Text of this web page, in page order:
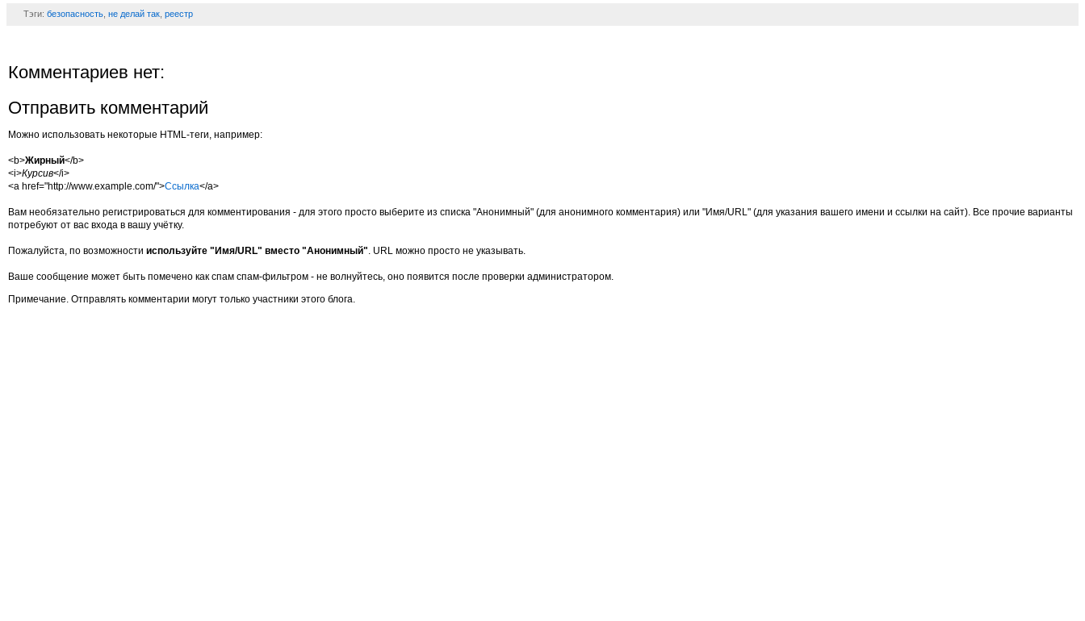
Тэги: безопасность, не делай так, реестр
Комментариев нет:
Отправить комментарий
Можно использовать некоторые HTML-теги, например:
<b>Жирный</b>
<i>Курсив</i>
<a href="http://www.example.com/">Ссылка</a>
Вам необязательно регистрироваться для комментирования - для этого просто выберите из списка "Анонимный" (для анонимного комментария) или "Имя/URL" (для указания вашего имени и ссылки на сайт). Все прочие варианты
потребуют от вас входа в вашу учётку.
Пожалуйста, по возможности используйте "Имя/URL" вместо "Анонимный" . URL можно просто не указывать.
Ваше сообщение может быть помечено как спам спам-фильтром - не волнуйтесь, оно появится после проверки администратором.
Примечание. Отправлять комментарии могут только участники этого блога.